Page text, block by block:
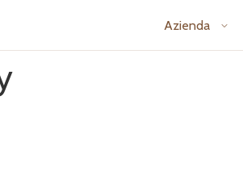
Azienda